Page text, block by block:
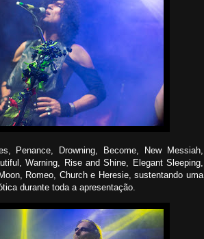
Penance, Drowning, Become, New Messiah,
Warning, Rise and Shine, Elegant Sleeping,
Romeo, Church e Heresie, sustentando uma
durante toda a apresentação.